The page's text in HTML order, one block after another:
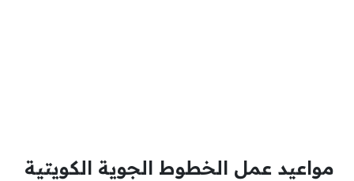
مواعيد عمل الخطوط الجوية الكويتية